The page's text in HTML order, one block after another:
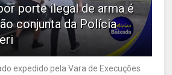
porte ilegal de arma é
conjunta da Polícia
expedido pela Vara de Execuções